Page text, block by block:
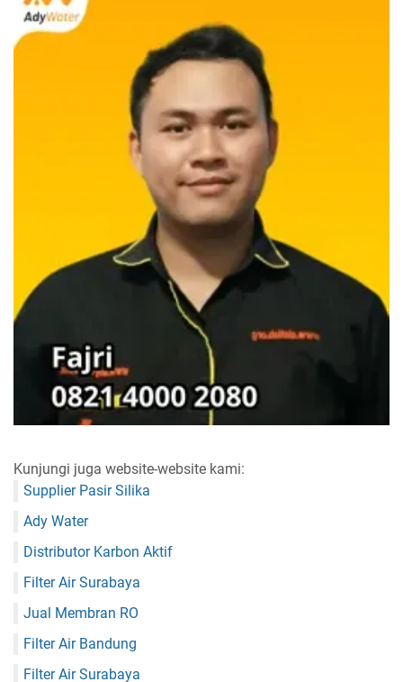
Kunjungi juga website-website kami:
Supplier Pasir Silika
Ady Water
Distributor Karbon Aktif
Filter Air Surabaya
Jual Membran RO
Filter Air Bandung
Filter Air Surabaya